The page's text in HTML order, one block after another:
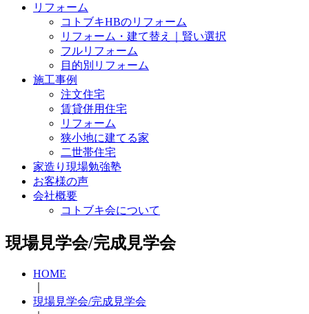
リフォーム
コトブキHBのリフォーム
リフォーム・建て替え｜賢い選択
フルリフォーム
目的別リフォーム
施工事例
注文住宅
賃貸併用住宅
リフォーム
狭小地に建てる家
二世帯住宅
家造り現場勉強塾
お客様の声
会社概要
コトブキ会について
現場見学会/完成見学会
HOME
現場見学会/完成見学会